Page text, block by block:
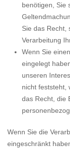
benötigen, Sie
Sie das Recht,
Verarbeitung
Wenn Sie
eingelegt
unseren
nicht feststeht,
das Recht, die
Wenn Sie die
eingeschränkt